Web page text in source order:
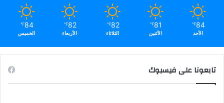
84
℉
الأحد
81
℉
الأثنين
82
℉
الثلاثاء
82
℉
الأربعاء
84
℉
الخميس
تابعونا على فيسبوك